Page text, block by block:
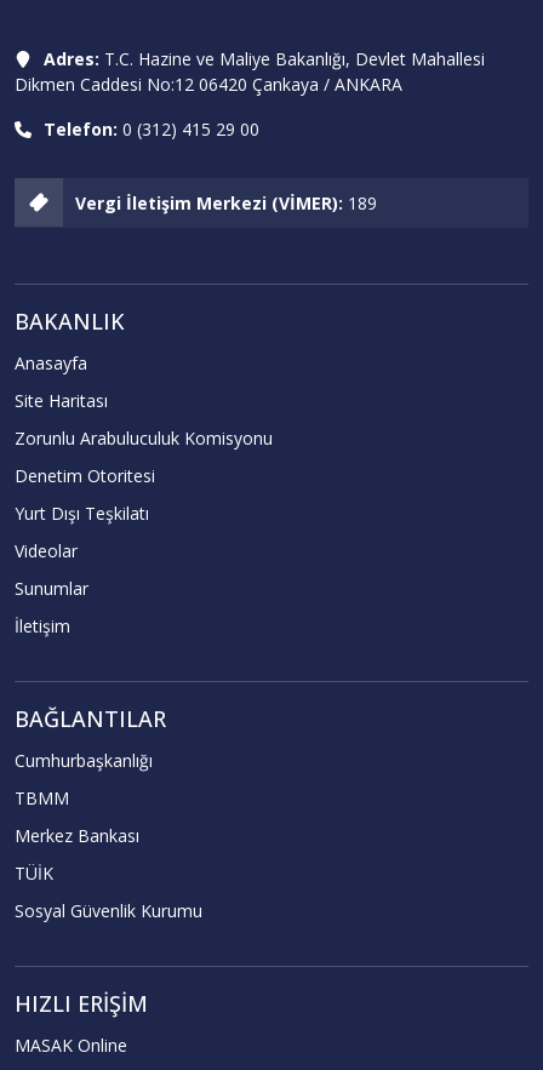
Adres: T.C. Hazine ve Maliye Bakanlığı, Devlet Mahallesi
Dikmen Caddesi No:12 06420 Çankaya / ANKARA
Telefon: 0 (312) 415 29 00
Vergi İletişim Merkezi (VİMER): 189
BAKANLIK
Anasayfa
Site Haritası
Zorunlu Arabuluculuk Komisyonu
Denetim Otoritesi
Yurt Dışı Teşkilatı
Videolar
Sunumlar
İletişim
BAĞLANTILAR
Cumhurbaşkanlığı
TBMM
Merkez Bankası
TÜİK
Sosyal Güvenlik Kurumu
HIZLI ERIŞIM
MASAK Online